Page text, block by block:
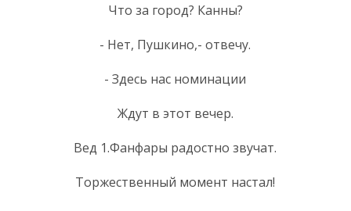
Что за город? Канны?
- Нет, Пушкино,- отвечу.
- Здесь нас номинации
Ждут в этот вечер.
Вед 1.Фанфары радостно звучат.
Торжественный момент настал!